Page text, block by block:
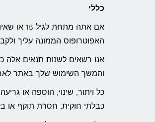
כללי
אם אתה
האפוטרופוס הממונה עליך
אנו רשאים לשנות תנאים אלה
והמשך השימוש שלך באתר
כל ויתור, שינוי, הוספה או
כבלתי חוקית, חסרת תוקף או